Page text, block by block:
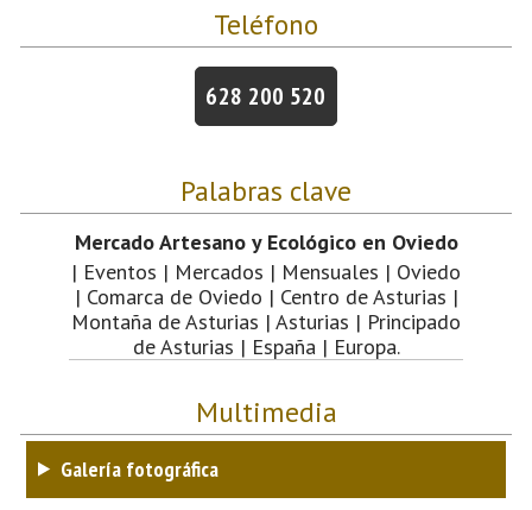
Teléfono
628 200 520
Palabras clave
Mercado Artesano y Ecológico en Oviedo
| Eventos | Mercados | Mensuales | Oviedo
| Comarca de Oviedo | Centro de Asturias |
Montaña de Asturias | Asturias | Principado
de Asturias | España | Europa.
Multimedia
Galería fotográfica